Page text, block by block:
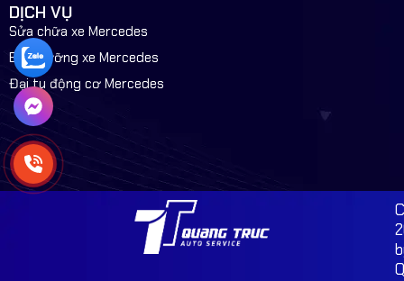
DỊCH VỤ
Sửa chữa xe Mercedes
Bảo dưỡng xe Mercedes
Đại tu động cơ Mercedes